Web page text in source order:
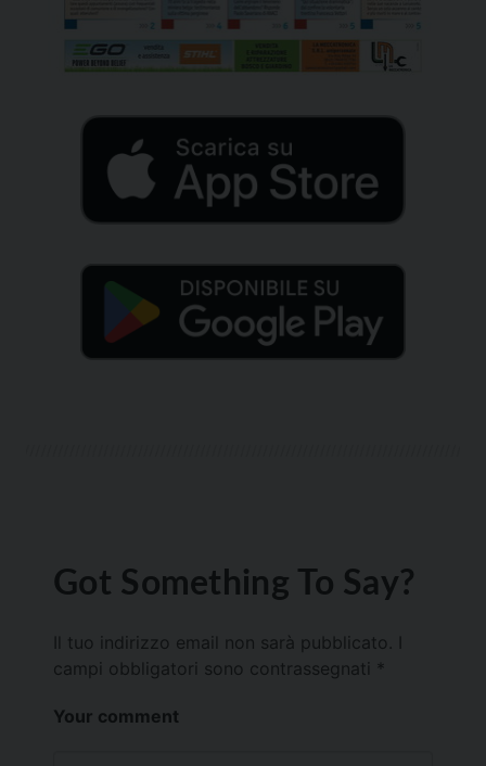
Got Something To Say?
Il tuo indirizzo email non sarà pubblicato.
campi obbligatori sono contrassegnati *
Your comment